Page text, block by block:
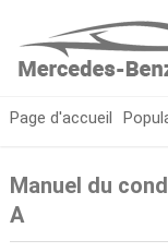
Page d'accueil
Manuel du
A